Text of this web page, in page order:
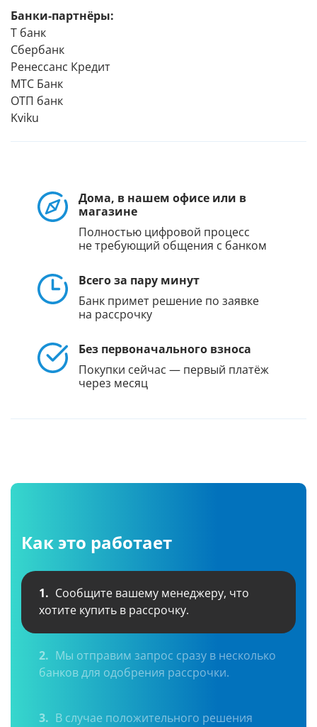
Банки-партнёры:
Т банк
Сбербанк
Ренессанс Кредит
МТС Банк
ОТП банк
Kviku
Дома, в нашем офисе или в
магазине
Полностью цифровой процесс
не требующий общения с банком
Всего за пару минут
Банк примет решение по заявке
на рассрочку
Без первоначального взноса
Покупки сейчас — первый платёж
через месяц
Как это работает
1. Сообщите вашему менеджеру, что
хотите купить в рассрочку.
2. Мы отправим запрос сразу в несколько
банков для одобрения рассрочки.
3. В случае положительного решения